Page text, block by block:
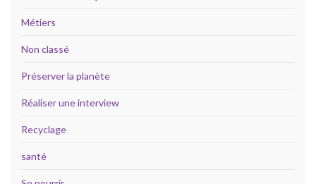
Métiers
Non classé
Préserver la planète
Réaliser une interview
Recyclage
santé